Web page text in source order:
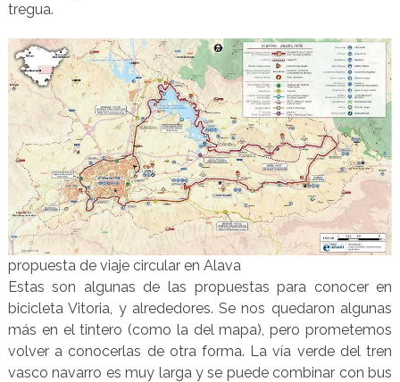
tregua.
propuesta de viaje circular en Alava
Estas son algunas de las propuestas para conocer en
bicicleta Vitoria, y alrededores. Se nos quedaron algunas
más en el tintero (como la del mapa), pero prometemos
volver a conocerlas de otra forma. La vía verde del tren
vasco navarro es muy larga y se puede combinar con bus